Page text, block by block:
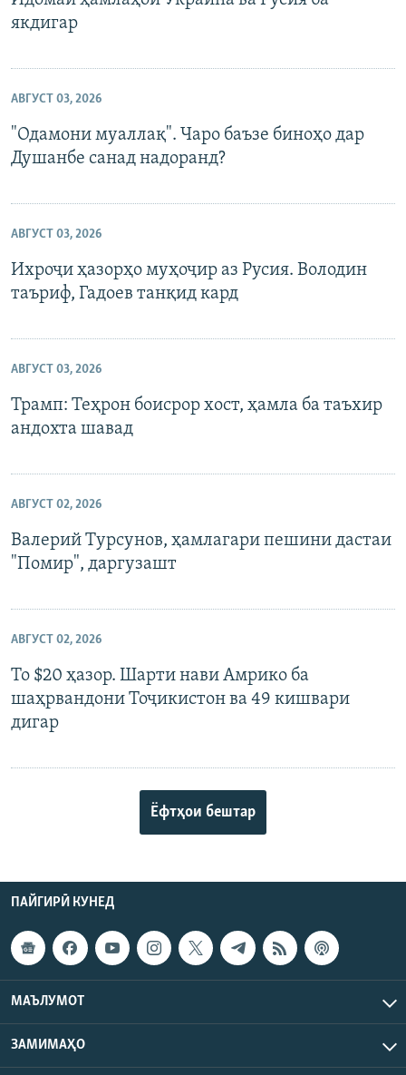
якдигар
АВГУСТ 03, 2026
"Одамони муаллақ". Чаро баъзе биноҳо дар
Душанбе санад надоранд?
АВГУСТ 03, 2026
Ихроҷи ҳазорҳо муҳоҷир аз Русия. Володин
таъриф, Гадоев танқид кард
АВГУСТ 03, 2026
Трамп: Теҳрон боисрор хост, ҳамла ба таъхир
андохта шавад
АВГУСТ 02, 2026
Валерий Турсунов, ҳамлагари пешини дастаи
"Помир", даргузашт
АВГУСТ 02, 2026
То $20 ҳазор. Шарти нави Амрико ба
шаҳрвандони Тоҷикистон ва 49 кишвари
дигар
Ёфтҳои бештар
ПАЙГИРӢ КУНЕД
МАЪЛУМОТ
ЗАМИМАҲО